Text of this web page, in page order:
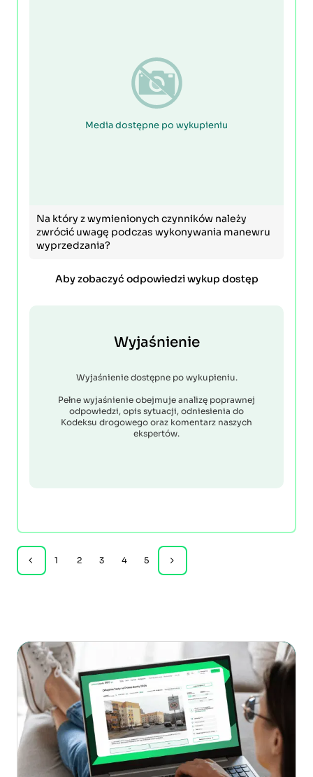
Media dostępne po wykupieniu
Na który z wymienionych czynników należy
zwrócić uwagę podczas wykonywania manewru
wyprzedzania?
Aby zobaczyć odpowiedzi wykup dostęp
Wyjaśnienie
Wyjaśnienie dostępne po wykupieniu.
Pełne wyjaśnienie obejmuje analizę poprawnej
odpowiedzi, opis sytuacji, odniesienia do
Kodeksu drogowego oraz komentarz naszych
ekspertów.
1 2 3 4 5